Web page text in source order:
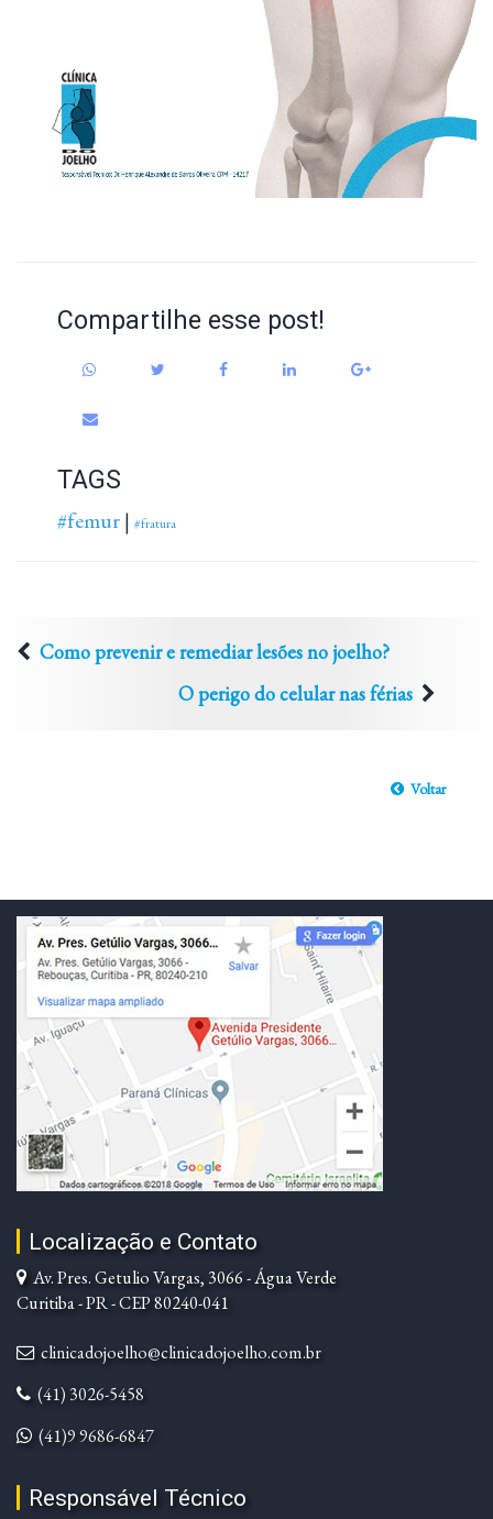
Compartilhe esse post!
TAGS
#femur |#fratura
Como prevenir e remediar lesões no joelho?
O perigo do celular nas férias
Voltar
Localização e Contato
Av. Pres. Getulio Vargas, 3066 - Água Verde
Curitiba - PR - CEP 80240-041
clinicadojoelho@clinicadojoelho.com.br
(41) 3026-5458
(41)9 9686-6847
Responsável Técnico